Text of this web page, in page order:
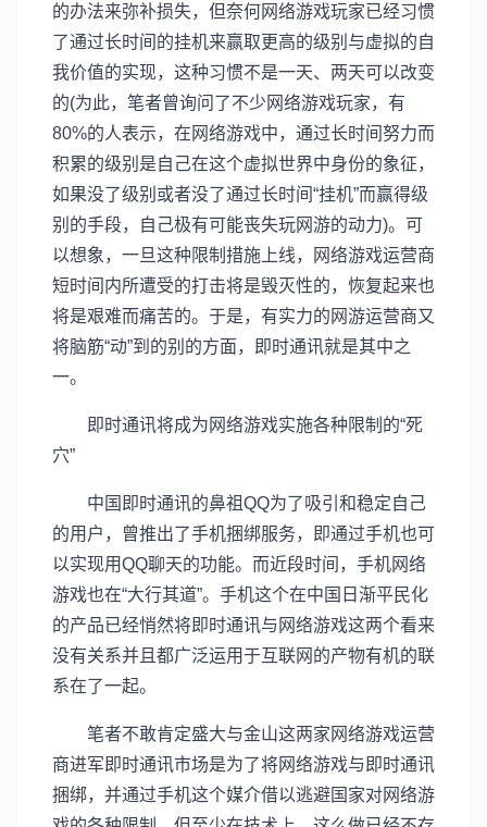
的办法来弥补损失，但奈何网络游戏玩家已经习惯
了通过长时间的挂机来赢取更高的级别与虚拟的自
我价值的实现，这种习惯不是一天、两天可以改变
的(为此，笔者曾询问了不少网络游戏玩家，有
80%的人表示，在网络游戏中，通过长时间努力而
积累的级别是自己在这个虚拟世界中身份的象征，
如果没了级别或者没了通过长时间“挂机”而赢得级
别的手段，自己极有可能丧失玩网游的动力)。可
以想象，一旦这种限制措施上线，网络游戏运营商
短时间内所遭受的打击将是毁灭性的，恢复起来也
将是艰难而痛苦的。于是，有实力的网游运营商又
将脑筋“动”到的别的方面，即时通讯就是其中之
一。
即时通讯将成为网络游戏实施各种限制的“死
穴”
中国即时通讯的鼻祖QQ为了吸引和稳定自己
的用户，曾推出了手机捆绑服务，即通过手机也可
以实现用QQ聊天的功能。而近段时间，手机网络
游戏也在“大行其道”。手机这个在中国日渐平民化
的产品已经悄然将即时通讯与网络游戏这两个看来
没有关系并且都广泛运用于互联网的产物有机的联
系在了一起。
笔者不敢肯定盛大与金山这两家网络游戏运营
商进军即时通讯市场是为了将网络游戏与即时通讯
捆绑，并通过手机这个媒介借以逃避国家对网络游